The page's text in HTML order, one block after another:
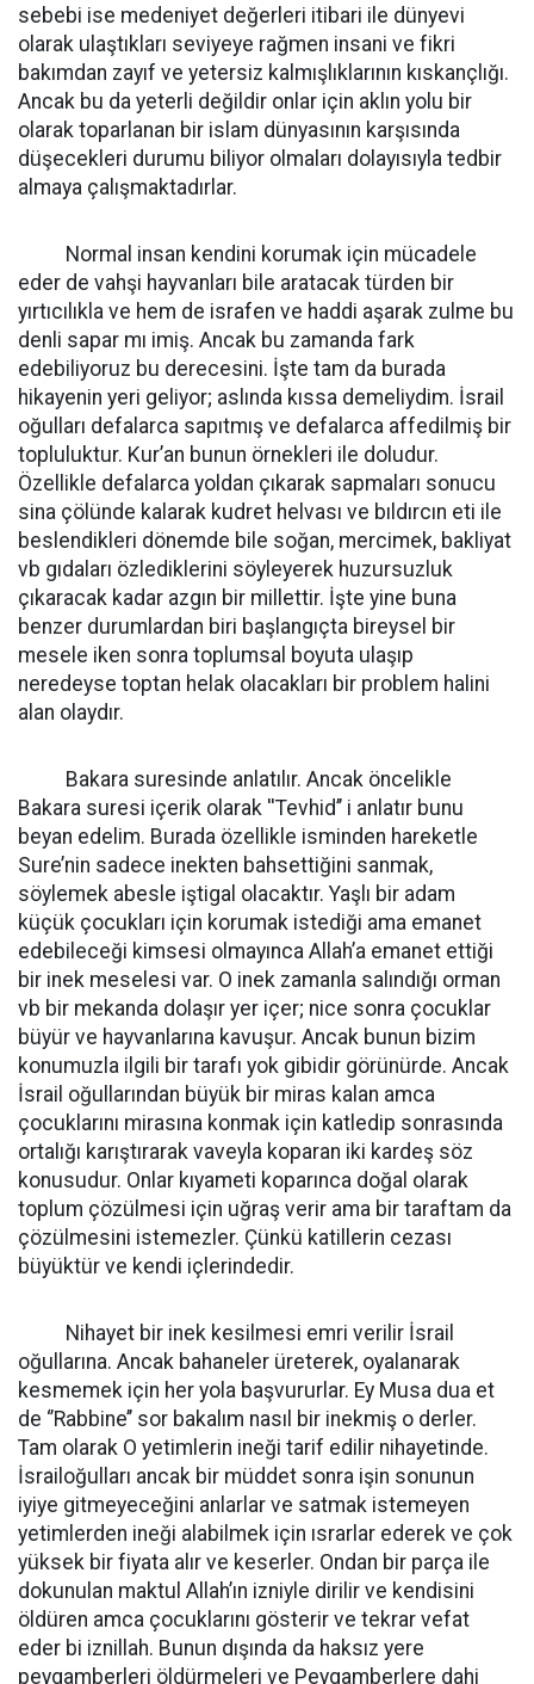
sebebi ise medeniyet değerleri itibari ile dünyevi
olarak ulaştıkları seviyeye rağmen insani ve fikri
bakımdan zayıf ve yetersiz kalmışlıklarının kıskançlığı.
Ancak bu da yeterli değildir onlar için aklın yolu bir
olarak toparlanan bir islam dünyasının karşısında
düşecekleri durumu biliyor olmaları dolayısıyla tedbir
almaya çalışmaktadırlar.
Normal insan kendini korumak için mücadele
eder de vahşi hayvanları bile aratacak türden bir
yırtıcılıkla ve hem de israfen ve haddi aşarak zulme bu
denli sapar mı imiş. Ancak bu zamanda fark
edebiliyoruz bu derecesini. İşte tam da burada
hikayenin yeri geliyor; aslında kıssa demeliydim. İsrail
oğulları defalarca sapıtmış ve defalarca affedilmiş bir
topluluktur. Kur’an bunun örnekleri ile doludur.
Özellikle defalarca yoldan çıkarak sapmaları sonucu
sina çölünde kalarak kudret helvası ve bıldırcın eti ile
beslendikleri dönemde bile soğan, mercimek, bakliyat
vb gıdaları özlediklerini söyleyerek huzursuzluk
çıkaracak kadar azgın bir millettir. İşte yine buna
benzer durumlardan biri başlangıçta bireysel bir
mesele iken sonra toplumsal boyuta ulaşıp
neredeyse toptan helak olacakları bir problem halini
alan olaydır.
Bakara suresinde anlatılır. Ancak öncelikle
Bakara suresi içerik olarak ''Tevhid’’ i anlatır bunu
beyan edelim. Burada özellikle isminden hareketle
Sure’nin sadece inekten bahsettiğini sanmak,
söylemek abesle iştigal olacaktır. Yaşlı bir adam
küçük çocukları için korumak istediği ama emanet
edebileceği kimsesi olmayınca Allah’a emanet ettiği
bir inek meselesi var. O inek zamanla salındığı orman
vb bir mekanda dolaşır yer içer; nice sonra çocuklar
büyür ve hayvanlarına kavuşur. Ancak bunun bizim
konumuzla ilgili bir tarafı yok gibidir görünürde. Ancak
İsrail oğullarından büyük bir miras kalan amca
çocuklarını mirasına konmak için katledip sonrasında
ortalığı karıştırarak vaveyla koparan iki kardeş söz
konusudur. Onlar kıyameti koparınca doğal olarak
toplum çözülmesi için uğraş verir ama bir taraftam da
çözülmesini istemezler. Çünkü katillerin cezası
büyüktür ve kendi içlerindedir.
Nihayet bir inek kesilmesi emri verilir İsrail
oğullarına. Ancak bahaneler üreterek, oyalanarak
kesmemek için her yola başvururlar. Ey Musa dua et
de ‘’Rabbine’’ sor bakalım nasıl bir inekmiş o derler.
Tam olarak O yetimlerin ineği tarif edilir nihayetinde.
İsrailoğulları ancak bir müddet sonra işin sonunun
iyiye gitmeyeceğini anlarlar ve satmak istemeyen
yetimlerden ineği alabilmek için ısrarlar ederek ve çok
yüksek bir fiyata alır ve keserler. Ondan bir parça ile
dokunulan maktul Allah’ın izniyle dirilir ve kendisini
öldüren amca çocuklarını gösterir ve tekrar vefat
eder bi iznillah. Bunun dışında da haksız yere
peygamberleri öldürmeleri ve Peygamberlere dahi